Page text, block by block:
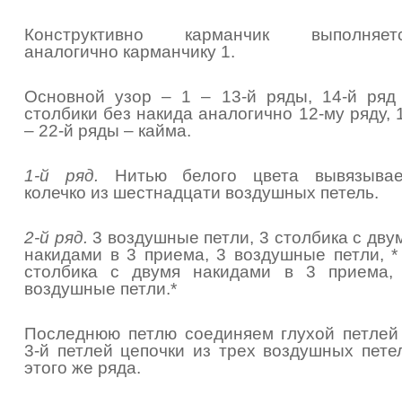
Конструктивно карманчик
аналогично карманчику 1.
Основной узор – 1 – 13-й ряды, 14-й
столбики без накида аналогично 12-му ряду,
– 22-й ряды – кайма.
1-й ряд. Нитью белого цвета
колечко из шестнадцати воздушных петель.
2-й ряд. 3 воздушные петли, 3 столбика с
накидами в 3 приема, 3 воздушные петли,
столбика с двумя накидами в 3 приема,
воздушные петли.*
Последнюю петлю соединяем глухой
3-й петлей цепочки из трех воздушных
этого же ряда.